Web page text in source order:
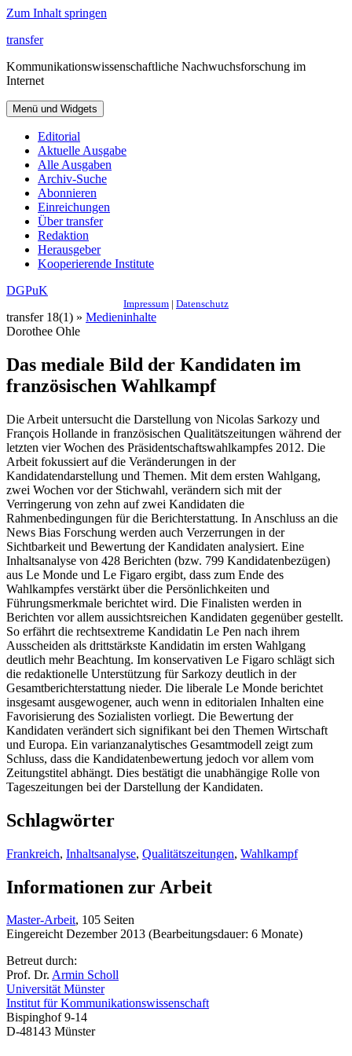
Zum Inhalt springen
transfer
Kommunikationswissenschaftliche Nachwuchsforschung im
Internet
Menü und Widgets
Editorial
Aktuelle Ausgabe
Alle Ausgaben
Archiv-Suche
Abonnieren
Einreichungen
Über transfer
Redaktion
Herausgeber
Kooperierende Institute
DGPuK
Impressum | Datenschutz
transfer 18(1) » Medieninhalte
Dorothee Ohle
Das mediale Bild der Kandidaten im
französischen Wahlkampf
Die Arbeit untersucht die Darstellung von Nicolas Sarkozy und
François Hollande in französischen Qualitätszeitungen während der
letzten vier Wochen des Präsidentschaftswahlkampfes 2012. Die
Arbeit fokussiert auf die Veränderungen in der
Kandidatendarstellung und Themen. Mit dem ersten Wahlgang,
zwei Wochen vor der Stichwahl, verändern sich mit der
Verringerung von zehn auf zwei Kandidaten die
Rahmenbedingungen für die Berichterstattung. In Anschluss an die
News Bias Forschung werden auch Verzerrungen in der
Sichtbarkeit und Bewertung der Kandidaten analysiert. Eine
Inhaltsanalyse von 428 Berichten (bzw. 799 Kandidatenbezügen)
aus Le Monde und Le Figaro ergibt, dass zum Ende des
Wahlkampfes verstärkt über die Persönlichkeiten und
Führungsmerkmale berichtet wird. Die Finalisten werden in
Berichten vor allem aussichtsreichen Kandidaten gegenüber gestellt.
So erfährt die rechtsextreme Kandidatin Le Pen nach ihrem
Ausscheiden als drittstärkste Kandidatin im ersten Wahlgang
deutlich mehr Beachtung. Im konservativen Le Figaro schlägt sich
die redaktionelle Unterstützung für Sarkozy deutlich in der
Gesamtberichterstattung nieder. Die liberale Le Monde berichtet
insgesamt ausgewogener, auch wenn in editorialen Inhalten eine
Favorisierung des Sozialisten vorliegt. Die Bewertung der
Kandidaten verändert sich signifikant bei den Themen Wirtschaft
und Europa. Ein varianzanalytisches Gesamtmodell zeigt zum
Schluss, dass die Kandidatenbewertung jedoch vor allem vom
Zeitungstitel abhängt. Dies bestätigt die unabhängige Rolle von
Tageszeitungen bei der Darstellung der Kandidaten.
Schlagwörter
Frankreich, Inhaltsanalyse, Qualitätszeitungen, Wahlkampf
Informationen zur Arbeit
Master-Arbeit, 105 Seiten
Eingereicht Dezember 2013 (Bearbeitungsdauer: 6 Monate)
Betreut durch:
Prof. Dr. Armin Scholl
Universität Münster
Institut für Kommunikationswissenschaft
Bispinghof 9-14
D-48143 Münster